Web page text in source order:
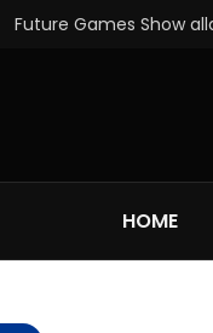
Future Games Show
HOME